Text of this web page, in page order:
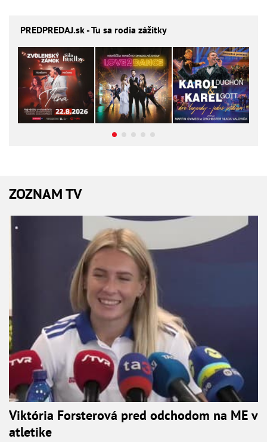
PREDPREDAJ.sk - Tu sa rodia zážitky
ZOZNAM TV
Viktória Forsterová pred odchodom na ME v
atletike